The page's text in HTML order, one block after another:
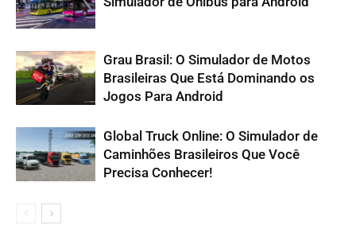
Grau Brasil: O Simulador de Motos
Brasileiras Que Está Dominando os
Jogos Para Android
Global Truck Online: O Simulador de
Caminhões Brasileiros Que Você
Precisa Conhecer!